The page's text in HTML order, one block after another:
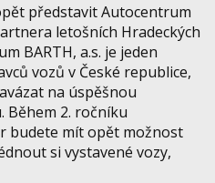
představit Autocentrum
letošních Hradeckých
BARTH, a.s. je jeden
vozů v České republice,
na úspěšnou
Během 2. ročníku
budete mít opět možnost
si vystavené vozy,